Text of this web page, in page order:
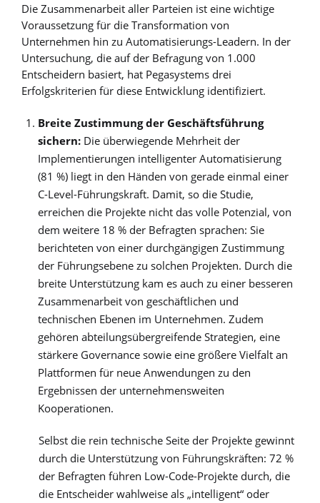
Die Zusammenarbeit aller Parteien ist eine wichtige
Voraussetzung für die Transformation von
Unternehmen hin zu Automatisierungs-Leadern. In der
Untersuchung, die auf der Befragung von 1.000
Entscheidern basiert, hat Pegasystems drei
Erfolgskriterien für diese Entwicklung identifiziert.
Breite Zustimmung der Geschäftsführung
sichern: Die überwiegende Mehrheit der
Implementierungen intelligenter Automatisierung
(81 %) liegt in den Händen von gerade einmal einer
C-Level-Führungskraft. Damit, so die Studie,
erreichen die Projekte nicht das volle Potenzial, von
dem weitere 18 % der Befragten sprachen: Sie
berichteten von einer durchgängigen Zustimmung
der Führungsebene zu solchen Projekten. Durch die
breite Unterstützung kam es auch zu einer besseren
Zusammenarbeit von geschäftlichen und
technischen Ebenen im Unternehmen. Zudem
gehören abteilungsübergreifende Strategien, eine
stärkere Governance sowie eine größere Vielfalt an
Plattformen für neue Anwendungen zu den
Ergebnissen der unternehmensweiten
Kooperationen.
Selbst die rein technische Seite der Projekte gewinnt
durch die Unterstützung von Führungskräften: 72 %
der Befragten führen Low-Code-Projekte durch, die
die Entscheider wahlweise als „intelligent“ oder